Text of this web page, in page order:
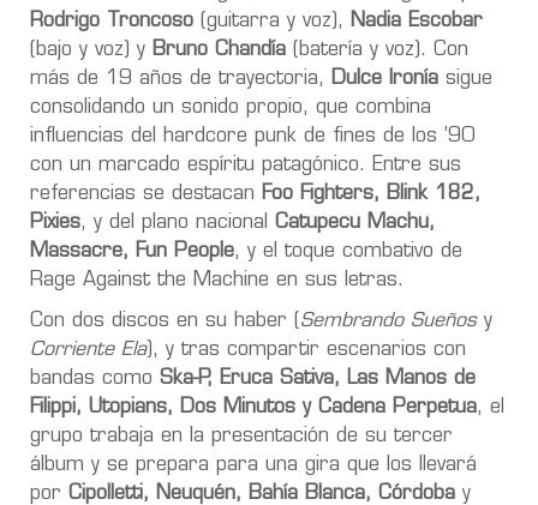
Rodrigo Troncoso (guitarra y voz),
Nadia Escobar
(bajo y voz) y Bruno Chandía (batería y voz). Con
más de 19 años de trayectoria,
Dulce Ironía sigue
consolidando un sonido propio, que combina
influencias del hardcore punk de fines de los ’90
con un marcado espíritu patagónico. Entre sus
referencias se destacan Foo Fighters, Blink 182,
Pixies, y del plano nacional Catupecu Machu,
Massacre, Fun People, y el toque combativo de
Rage Against the Machine en sus letras.
Con dos discos en su haber ( Sembrando Sueñosy
Corriente Ela), y tras compartir escenarios con
bandas como Ska-P, Eruca Sativa, Las Manos de
Filippi, Utopians, Dos Minutos y Cadena Perpetua, el
grupo trabaja en la presentación de su tercer
álbum y se prepara para una gira que los llevará
por Cipolletti, Neuquén, Bahía Blanca, Córdoba y